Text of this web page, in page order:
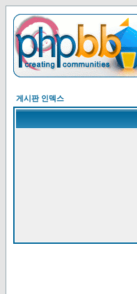
게시판 인덱스